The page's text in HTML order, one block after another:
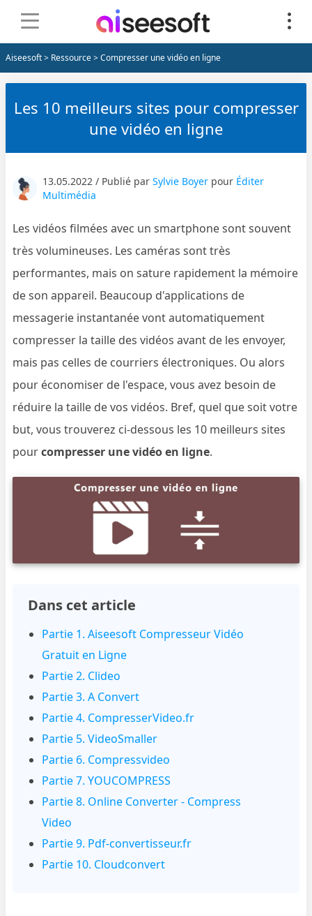
Aiseesoft> Ressource> Compresser une vidéo en ligne
Les 10 meilleurs sites pour compresser
une vidéo en ligne
13.05.2022 / Publié parSylvie Boyer pour Éditer
Multimédia
Les vidéos filmées avec un smartphone sont souvent
très volumineuses. Les caméras sont très
performantes, mais on sature rapidement la mémoire
de son appareil. Beaucoup d'applications de
messagerie instantanée vont automatiquement
compresser la taille des vidéos avant de les envoyer,
mais pas celles de courriers électroniques. Ou alors
pour économiser de l'espace, vous avez besoin de
réduire la taille de vos vidéos. Bref, quel que soit votre
but, vous trouverez ci-dessous les 10 meilleurs sites
pourcompresser une vidéo en ligne.
Dans cet article
Partie 1. Aiseesoft Compresseur Vidéo
Gratuit en Ligne
Partie 2. Clideo
Partie 3. A Convert
Partie 4. CompresserVideo.fr
Partie 5. VideoSmaller
Partie 6. Compressvideo
Partie 7. YOUCOMPRESS
Partie 8. Online Converter - Compress
Video
Partie 9. Pdf-convertisseur.fr
Partie 10. Cloudconvert